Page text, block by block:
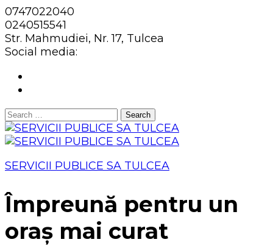
0747022040
0240515541
Str. Mahmudiei, Nr. 17, Tulcea
Social media:
Search
for:
SERVICII PUBLICE SA TULCEA
Împreună pentru un
oraș mai curat